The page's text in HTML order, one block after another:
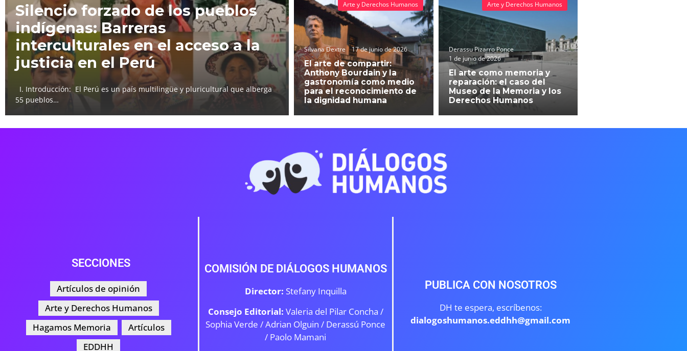
Silencio forzado de los pueblos
indígenas: Barreras
interculturales en el acceso a la
justicia en el Perú
I. Introducción: El Perú es un país multilingüe y pluricultural que alberga
55 pueblos…
Silvana Dextre 17 de junio de 2026
El arte de compartir:
Anthony Bourdain y la
gastronomía como medio
para el reconocimiento de
la dignidad humana
Arte y Derechos Humanos
Derassu Pizarro Ponce
1 de junio de 2026
El arte como memoria y
reparación: el caso del
Museo de la Memoria y los
Derechos Humanos
Arte y Derechos Humanos
SECCIONES
Artículos de opinión
Arte y Derechos Humanos
Hagamos Memoria
Artículos
EDDHH
COMISIÓN DE DIÁLOGOS HUMANOS
Director: Stefany Inquilla
Consejo Editorial: Valeria del Pilar Concha /
Sophia Verde /Adrian Olguin / Derassú Ponce
/ Paolo Mamani
PUBLICA CON NOSOTROS
DH te espera, escríbenos:
dialogoshumanos.eddhh@gmail.com